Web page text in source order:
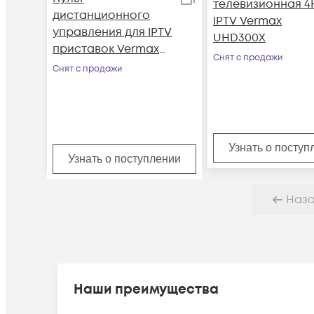
дистанционного
управления для IPTV
приставок Vermax
slim
Снят с продажи
Узнать о поступлении
телевизионная
IPTV Vermax
UHD300X
Снят с продажи
Узнать о
Наши преимущества